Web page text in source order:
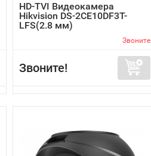
HD-TVI Видеокамера
Hikvision DS-2CE10DF3T-
LFS(2.8 мм)
Звоните
Звоните!